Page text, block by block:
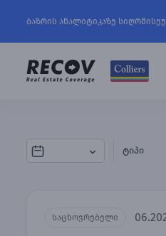
ბაზრის ანალიტიკაზე
ტიპი
საცხოვრებელი